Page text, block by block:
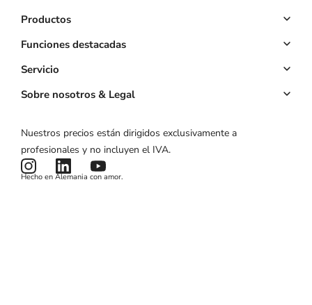
Productos
Sistema de citas
Sitio web
Propia App
Funciones destacadas
Reservas online
Pagos anticipados
Campañas de marketing
Servicio
Cuenta clave
Estado del producto
Noticias y artículos
Sobre nosotros & Legal
Aviso legal
Términos y condiciones
Nuestros precios están dirigidos exclusivamente a
profesionales y no incluyen el IVA.
Hecho en Alemania con amor.